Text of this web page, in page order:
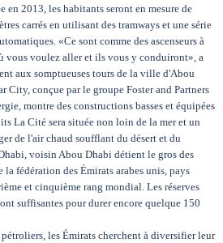
en 2013, les habitants seront en mesure de
carrés en utilisant des tramways et une série
«Ce sont comme des ascenseurs à
vous voulez aller et ils vous y conduiront», a
aux somptueuses tours de la ville d'Abou
City, conçue par le groupe Foster and Partners
montre des constructions basses et équipées
La Cité sera située non loin de la mer et un
de l'air chaud soufflant du désert et du
voisin Abou Dhabi détient le gros des
la fédération des Émirats arabes unis, pays
et cinquième rang mondial. Les réserves
suffisantes pour durer encore quelque 150
les Émirats cherchent à diversifier leur